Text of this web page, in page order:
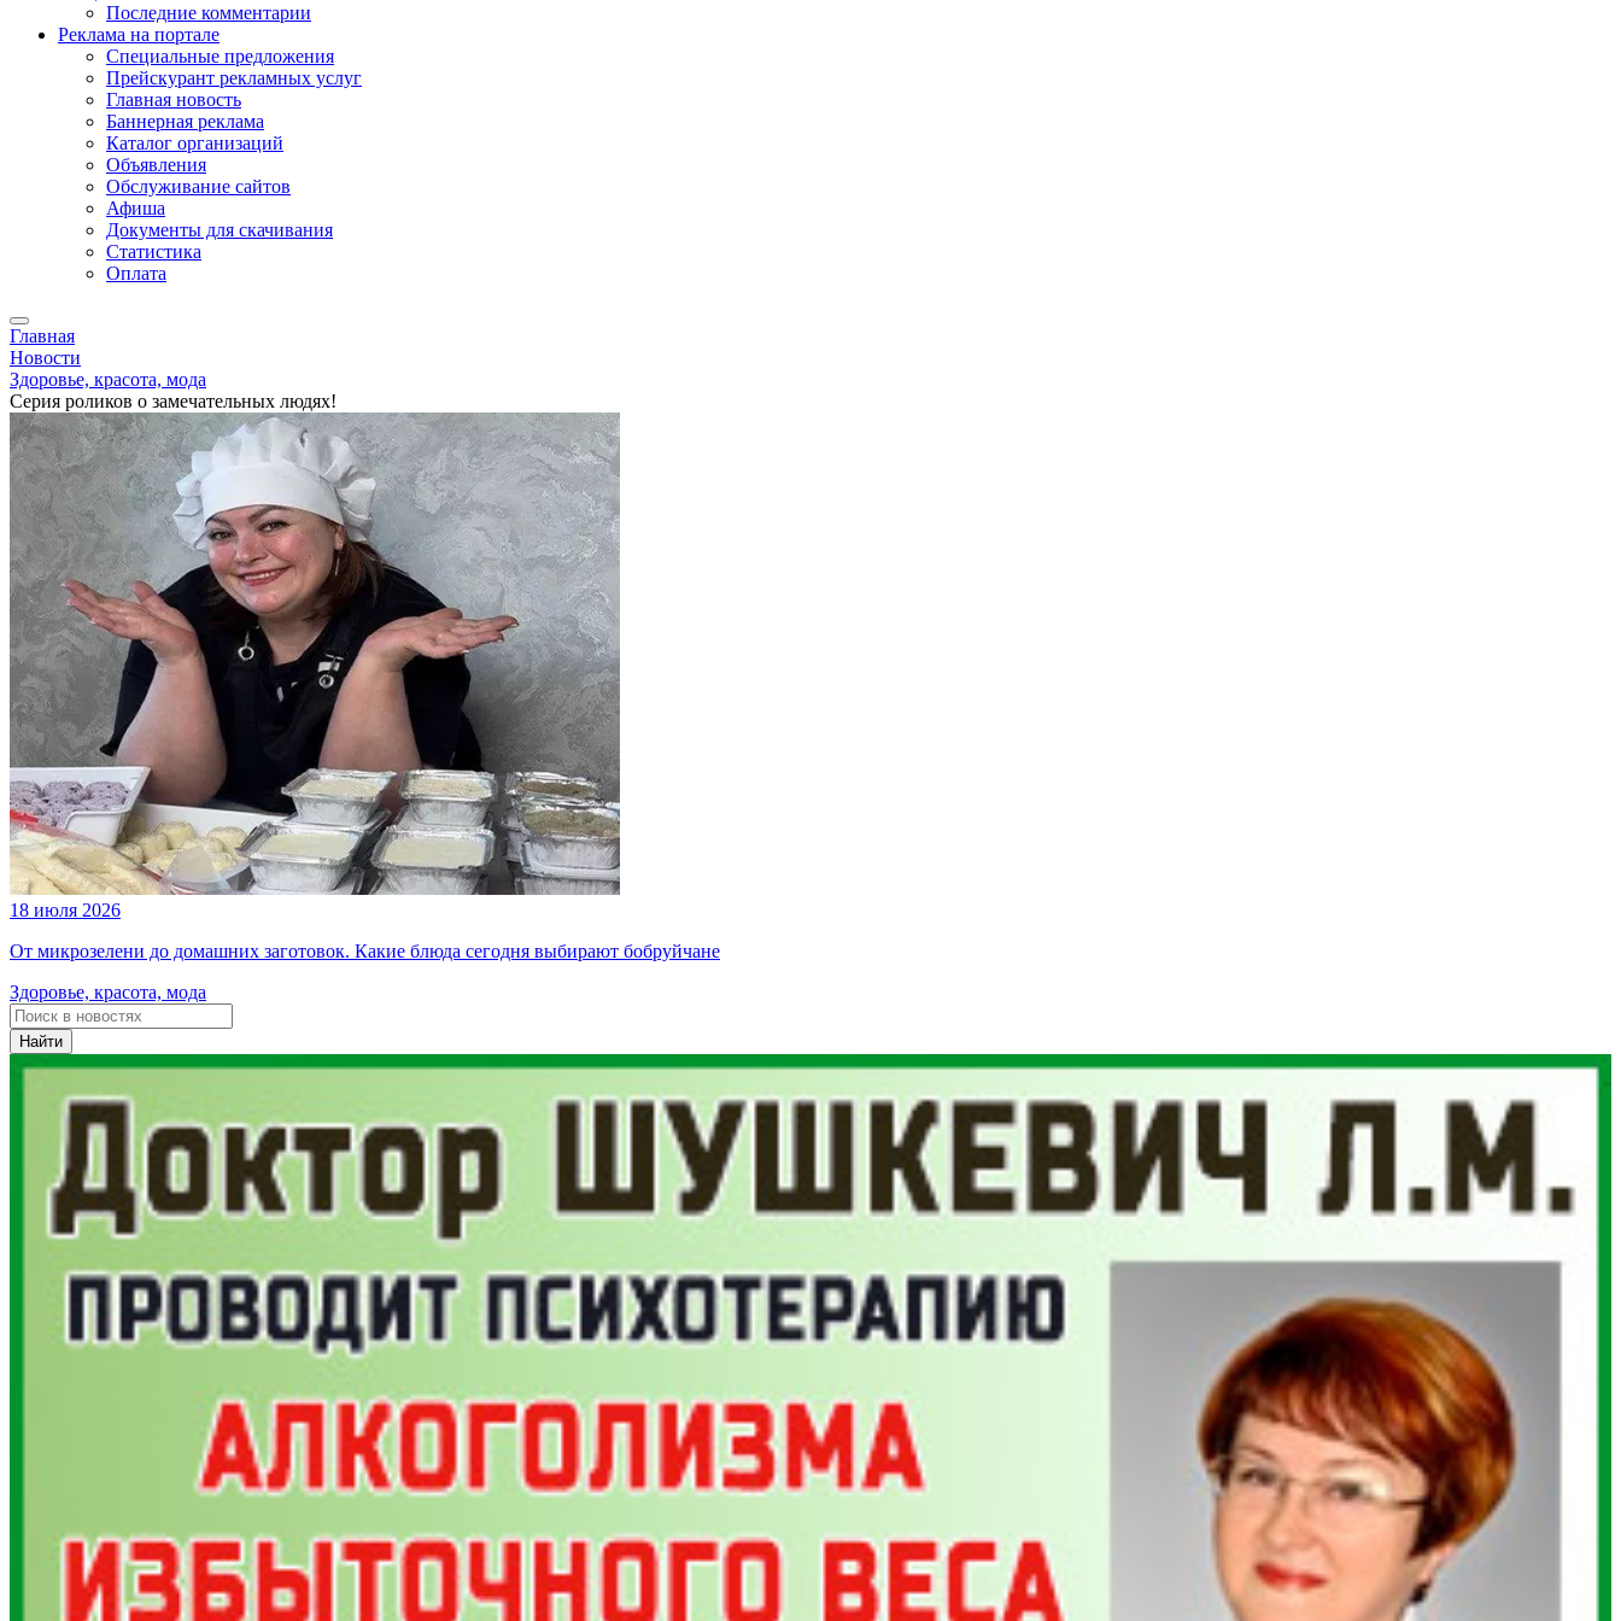
Последние комментарии
Реклама на портале
Специальные предложения
Прейскурант рекламных услуг
Главная новость
Баннерная реклама
Каталог организаций
Объявления
Обслуживание сайтов
Афиша
Документы для скачивания
Статистика
Оплата
Главная
Новости
Здоровье, красота, мода
Серия роликов о замечательных людях!
18 июля 2026
От микрозелени до домашних заготовок. Какие блюда сегодня выбирают бобруйчане
Здоровье, красота, мода
Найти